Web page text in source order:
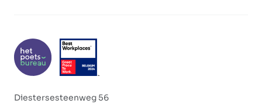
Diestersesteenweg 56